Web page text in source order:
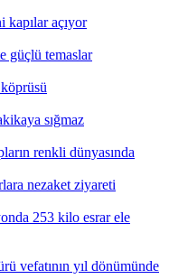
açıyor
güçlü temaslar
sığmaz
renkli dünyasında
nezaket ziyareti
253 kilo esrar ele
vefatının yıl dönümünde